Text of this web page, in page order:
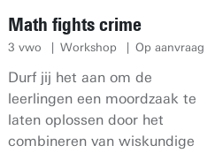
Math fights crime
3 vwo Workshop Op aanvraag
Durf jij het aan om de
leerlingen een moordzaak te
laten oplossen door het
combineren van wiskundige